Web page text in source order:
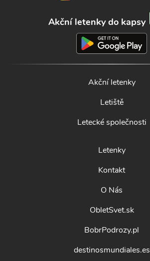
Akční letenky do kapsy
Akční letenky
Letiště
Letecké společnosti
Letenky
Kontakt
O Nás
ObletSvet.sk
BobrPodrozy.pl
destinosmundiales.es